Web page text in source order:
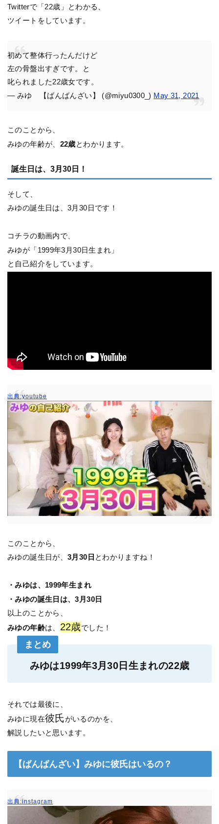
Twitterで「22歳」とわかる、
ツイートをしています。
初めて整体行ったんだけど
左の骨盤出すぎです。と
叱られました22歳女です。
— みゆ 【ばんばんざい】 (@miyu0300_) May 31, 2021
このことから、
みゆの年齢が、 22歳とわかります。
誕生日は、3月30日！
そして、
みゆの誕生日は、3月30日です！
コチラの動画内で、
みゆが「1999年3月30日生まれ」
と自己紹介をしています。
出典:youtube
このことから、
みゆの誕生日が、3月30日 とわかりますね！
・みゆは、1999年生まれ
・みゆの誕生日は、3月30日
以上のことから、
みゆの年齢は、 22歳でした！
まとめ
みゆは1999年3月30日生まれの22歳
それでは最後に、
みゆに現在彼氏 がいるのかを、
解説したいと思います。
【ばんばんざい】みゆに彼氏はいるの？
出典:instagram